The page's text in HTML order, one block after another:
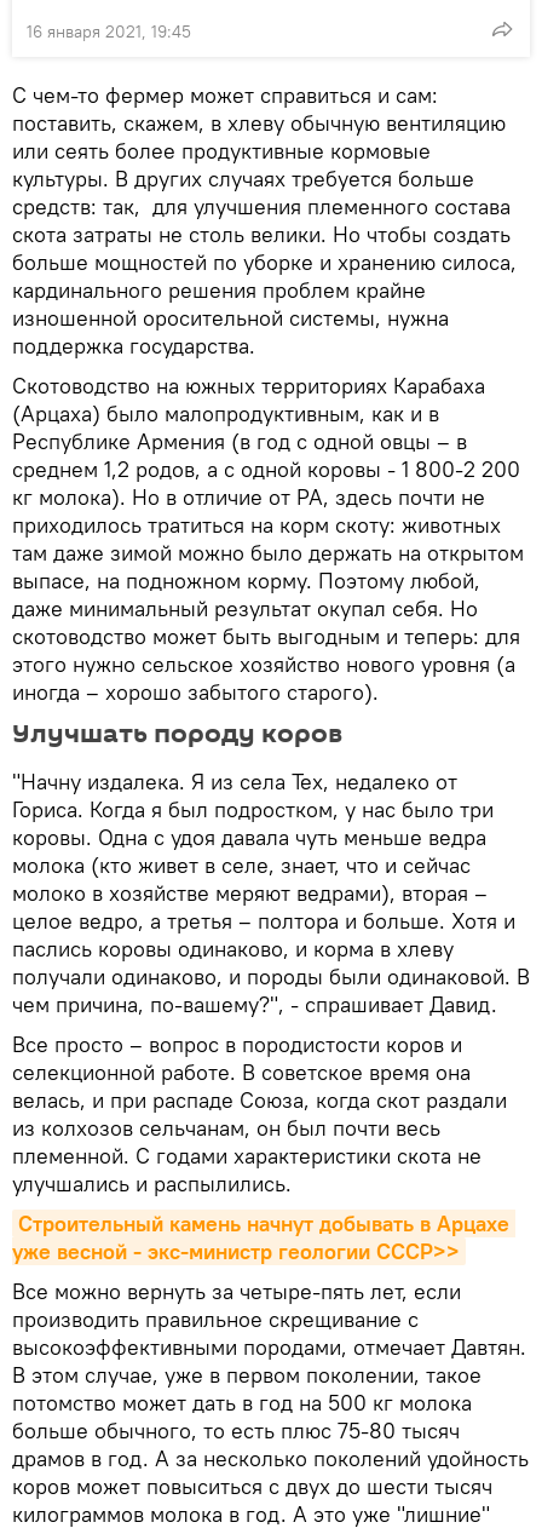
16 января 2021, 19:45
С чем-то фермер может справиться и сам:
поставить, скажем, в хлеву обычную вентиляцию
или сеять более продуктивные кормовые
культуры. В других случаях требуется больше
средств: так, для улучшения племенного состава
скота затраты не столь велики. Но чтобы создать
больше мощностей по уборке и хранению силоса,
кардинального решения проблем крайне
изношенной оросительной системы, нужна
поддержка государства.
Скотоводство на южных территориях Карабаха
(Арцаха) было малопродуктивным, как и в
Республике Армения (в год с одной овцы – в
среднем 1,2 родов, а с одной коровы - 1 800-2 200
кг молока). Но в отличие от РА, здесь почти не
приходилось тратиться на корм скоту: животных
там даже зимой можно было держать на открытом
выпасе, на подножном корму. Поэтому любой,
даже минимальный результат окупал себя. Но
скотоводство может быть выгодным и теперь: для
этого нужно сельское хозяйство нового уровня (а
иногда – хорошо забытого старого).
Улучшать породу коров
"Начну издалека. Я из села Тех, недалеко от
Гориса. Когда я был подростком, у нас было три
коровы. Одна с удоя давала чуть меньше ведра
молока (кто живет в селе, знает, что и сейчас
молоко в хозяйстве меряют ведрами), вторая –
целое ведро, а третья – полтора и больше. Хотя и
паслись коровы одинаково, и корма в хлеву
получали одинаково, и породы были одинаковой. В
чем причина, по-вашему?", - спрашивает Давид.
Все просто – вопрос в породистости коров и
селекционной работе. В советское время она
велась, и при распаде Союза, когда скот раздали
из колхозов сельчанам, он был почти весь
племенной. С годами характеристики скота не
улучшались и распылились.
Строительный камень начнут добывать в Арцахе
уже весной - экс-министр геологии СССР>>
Все можно вернуть за четыре-пять лет, если
производить правильное скрещивание с
высокоэффективными породами, отмечает Давтян.
В этом случае, уже в первом поколении, такое
потомство может дать в год на 500 кг молока
больше обычного, то есть плюс 75-80 тысяч
драмов в год. А за несколько поколений удойность
коров может повыситься с двух до шести тысяч
килограммов молока в год. А это уже "лишние"